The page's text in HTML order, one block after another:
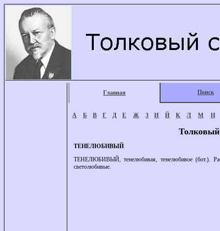
Главная Поиск
А Б В Г Д Е Ж З И Й К Л М Н
ТЕНЕЛЮБИВЫЙ
ТЕНЕЛЮБИВЫЙ, тенелюбивая, тенелюбивое (бот.).
светолюбивые.